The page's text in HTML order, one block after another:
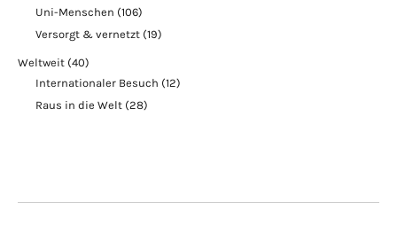
Uni-Menschen (106)
Versorgt & vernetzt (19)
Weltweit (40)
Internationaler Besuch (12)
Raus in die Welt (28)